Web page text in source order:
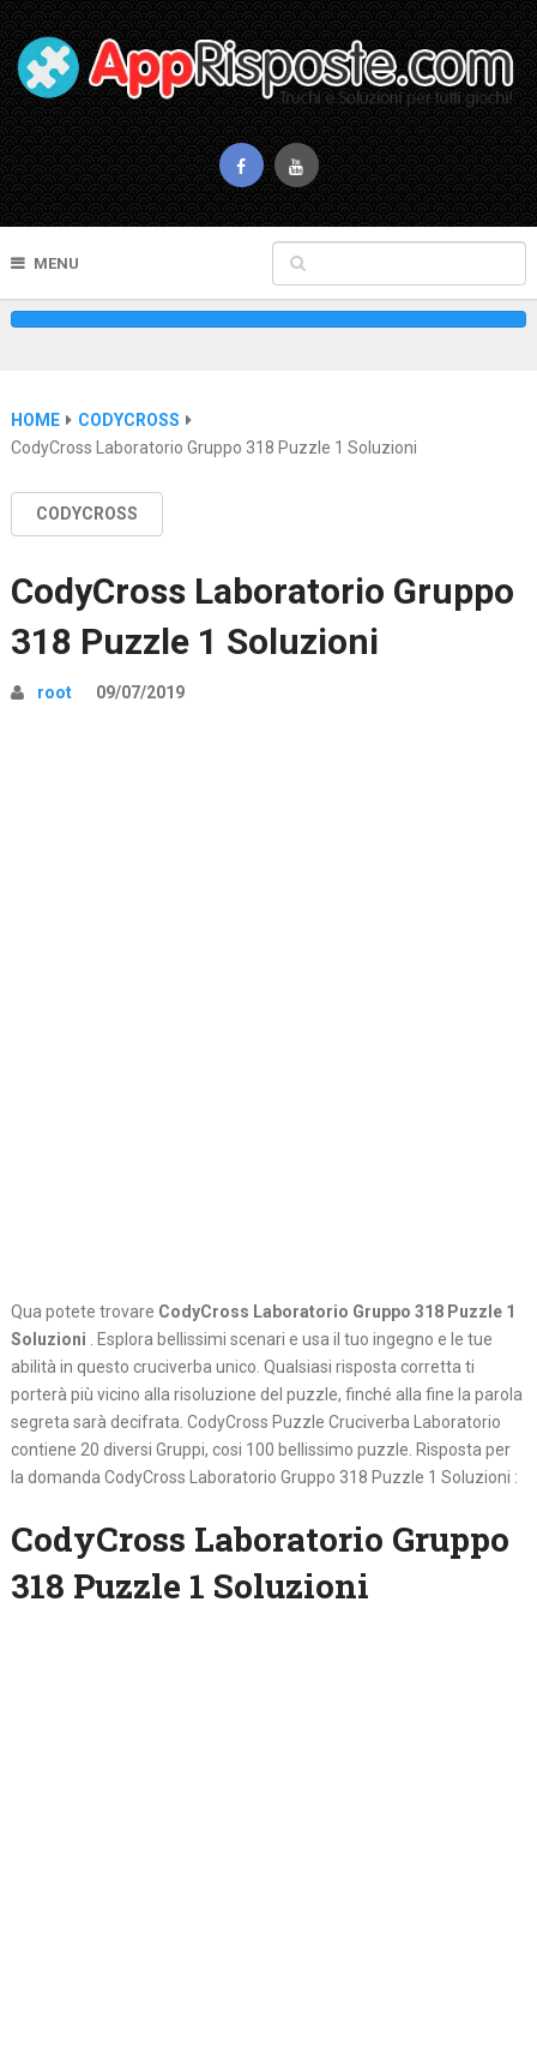
MENU
HOME
CODYCROSS
CodyCross Laboratorio Gruppo 318 Puzzle 1 Soluzioni
CODYCROSS
CodyCross Laboratorio Gruppo
318 Puzzle 1 Soluzioni
root 09/07/2019
Qua potete trovare CodyCross Laboratorio Gruppo 318 Puzzle 1
Soluzioni . Esplora bellissimi scenari e usa il tuo ingegno e le tue
abilità in questo cruciverba unico. Qualsiasi risposta corretta ti
porterà più vicino alla risoluzione del puzzle, finché alla fine la parola
segreta sarà decifrata. CodyCross Puzzle Cruciverba Laboratorio
contiene 20 diversi Gruppi, cosi 100 bellissimo puzzle. Risposta per
la domanda CodyCross Laboratorio Gruppo 318 Puzzle 1 Soluzioni :
CodyCross Laboratorio Gruppo
318 Puzzle 1 Soluzioni